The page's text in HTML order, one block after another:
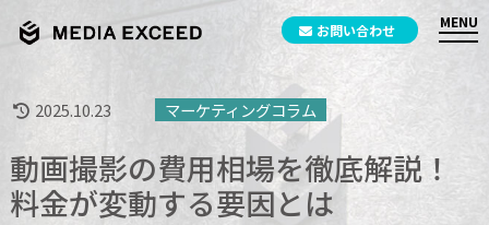
お問い合わせ
2025.10.23 マーケティングコラム
動画撮影の費用相場を徹底解説！
料金が変動する要因とは